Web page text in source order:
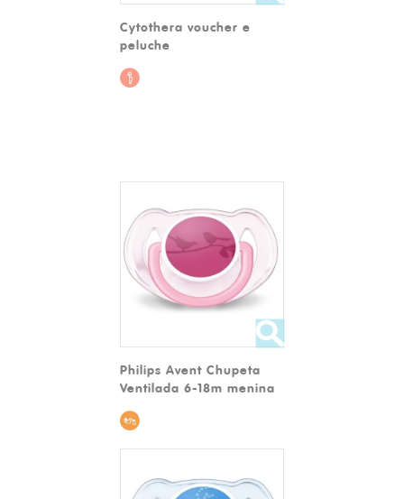
Cytothera voucher e
peluche
Philips Avent Chupeta
Ventilada 6-18m menina